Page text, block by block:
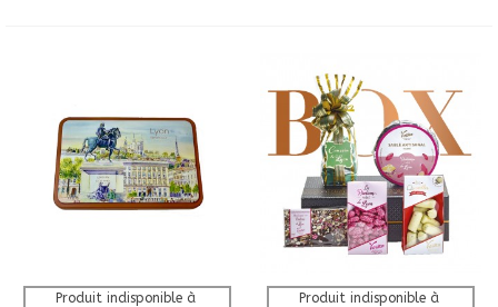
Produit indisponible à
Produit indisponible à